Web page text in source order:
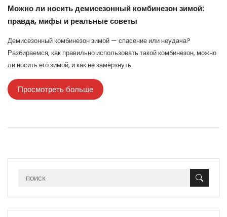
Можно ли носить демисезонный комбинезон зимой:
правда, мифы и реальные советы
Демисезонный комбинезон зимой — спасение или неудача?
Разбираемся, как правильно использовать такой комбинезон, можно
ли носить его зимой, и как не замёрзнуть.
Просмотреть больше